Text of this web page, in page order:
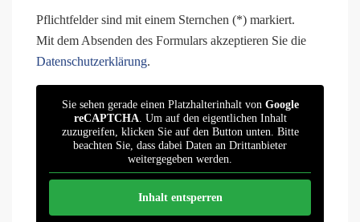
Pflichtfelder sind mit einem Sternchen (*) markiert.
Mit dem Absenden des Formulars akzeptieren Sie die
Datenschutzerklärung.
Sie sehen gerade einen Platzhalterinhalt von Google
reCAPTCHA. Um auf den eigentlichen Inhalt
zuzugreifen, klicken Sie auf den Button unten. Bitte
beachten Sie, dass dabei Daten an Drittanbieter
weitergegeben werden.
Inhalt entsperren